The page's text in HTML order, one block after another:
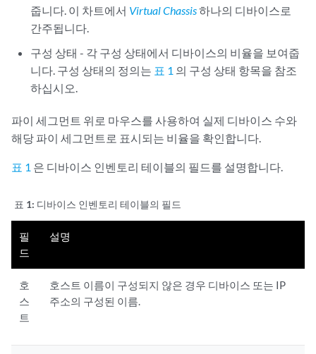
줍니다. 이 차트에서 Virtual Chassis하나의 디바이스로
간주됩니다.
구성 상태 - 각 구성 상태에서 디바이스의 비율을 보여줍
니다. 구성 상태의 정의는 표 1 의 구성 상태 항목을 참조
하십시오.
파이 세그먼트 위로 마우스를 사용하여 실제 디바이스 수와
해당 파이 세그먼트로 표시되는 비율을 확인합니다.
표 1 은 디바이스 인벤토리 테이블의 필드를 설명합니다.
표 1: 디바이스 인벤토리 테이블의 필드
필
드
설명
호
스
트
호스트 이름이 구성되지 않은 경우 디바이스 또는 IP
주소의 구성된 이름.